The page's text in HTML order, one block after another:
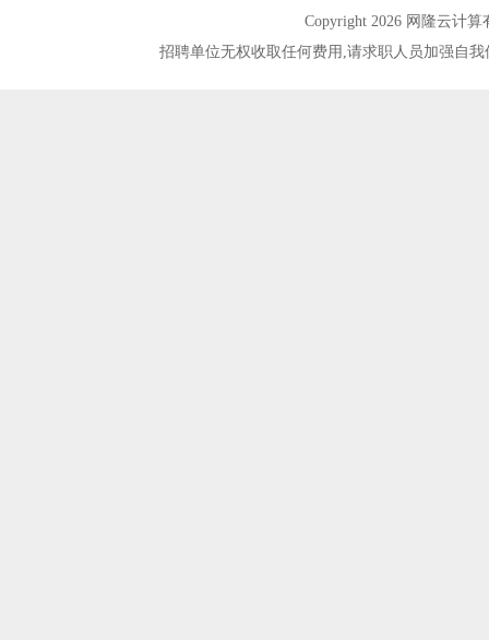
Copyright 2026 网隆云计
招聘单位无权收取任何费用,请求职人员加强自